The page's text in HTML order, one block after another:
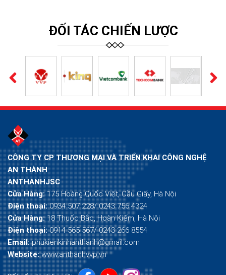
ĐỐI TÁC CHIẾN LƯỢC
CÔNG TY CP THƯƠNG MẠI VÀ TRIỂN KHAI CÔNG NGHỆ
AN THÀNH
ANTHANHJSC
Cửa Hàng:175 Hoàng Quốc Việt, Cầu Giấy, Hà Nội
Điện thoại:0934 507 228/ 0243 756 4324
Cửa Hàng:18 Thuốc Bắc, Hoàn Kiếm, Hà Nội
Điện thoại:0914 565 567/ 0243 266 8554
Email:phukienkinhanthanh@gmail.com
Website:www.anthanhvvp.vn